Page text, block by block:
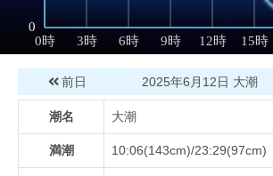
前日 2025年6月12日 大潮
潮名 大潮
満潮 10:06(143cm)/23:29(97cm)